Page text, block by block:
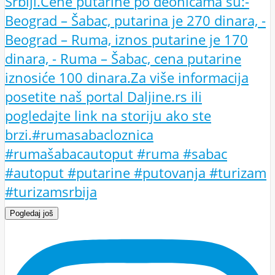
Pogledaj još